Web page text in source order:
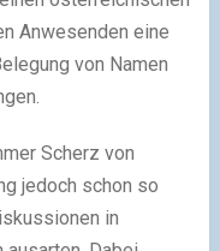
Anwesenden eine
von Namen
Scherz von
jedoch schon so
in